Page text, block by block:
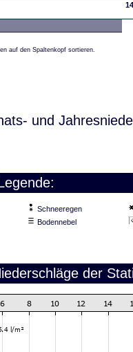
auf den Spaltenkopf sortieren.
und
Schneeregen
Bodennebel
der